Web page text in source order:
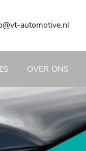
automotive.nl
OVER ONS